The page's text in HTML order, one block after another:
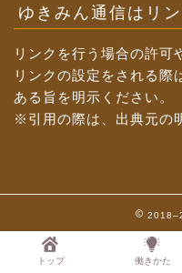
ゆきみん通信はリ
リンクを行う場合の許可
リンクの設定をされる際
ある旨を明示ください。
※引用の際は、出典元の
トップ 働きかた